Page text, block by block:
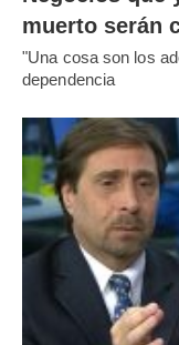
muerto serán
"Una cosa son los
dependencia